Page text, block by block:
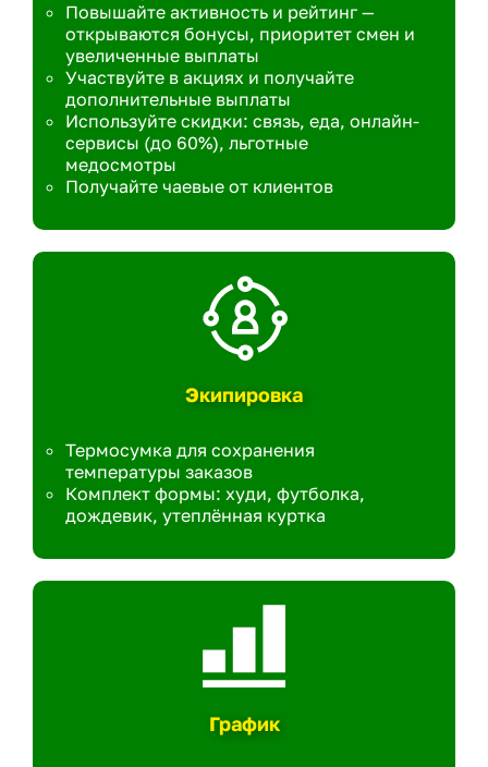
Повышайте активность и рейтинг —
открываются бонусы, приоритет смен и
увеличенные выплаты
Участвуйте в акциях и получайте
дополнительные выплаты
Используйте скидки: связь, еда, онлайн-
сервисы (до 60%), льготные
медосмотры
Получайте чаевые от клиентов
Экипировка
Термосумка для сохранения
температуры заказов
Комплект формы: худи, футболка,
дождевик, утеплённая куртка
График